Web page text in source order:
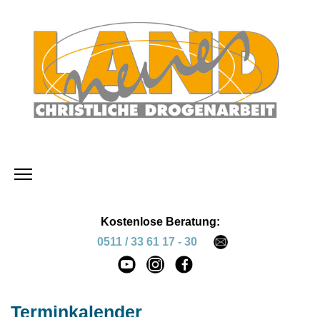
Kostenlose Beratung:
0511 / 33 61 17 - 30
Terminkalender